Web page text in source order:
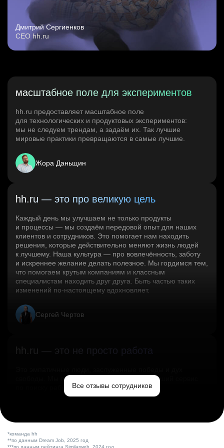
Дмитрий Сергиенков
CEO hh.ru
масштабное поле для экспериментов
hh.ru предоставляет масштабное поле
для технологических и продуктовых экспериментов:
мы не следуем трендам, а задаём их. Так лучшие
мировые практики превращаются в самые лучшие.
Жора Даньщин
hh.ru — это про великую цель
Каждый день мы улучшаем не только продукты
и процессы — мы создаём передовой опыт для наших
клиентов и сотрудников. Это помогает нам находить
решения, которые действительно меняют жизнь людей
к лучшему. Наша культура — про вовлечённость, заботу
и искреннее желание делать полезное. Мы гордимся тем,
что помогаем крутым компаниям и классным
специалистам находить друг друга. Быть частью таких
изменений по‑настоящему вдохновляет.
Сергей Чертов
hh.ru — это не просто работа
свободы. Мы помогаем миру и создаём лучший сервис
по поиску работы в стране.Все отзывы сотрудников
*команда hh
**по данным Dream Job, 2025 год
***по данным рейтинга Similarweb, 2024 год